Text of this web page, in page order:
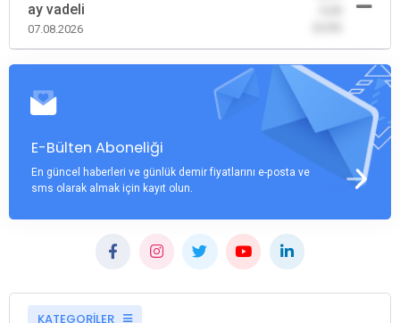
ay vadeli
07.08.2026
E-Bülten Aboneliği
En güncel haberleri ve günlük demir fiyatlarını e-posta ve
sms olarak almak için kayıt olun.
KATEGORİLER